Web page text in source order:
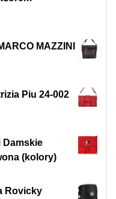
MAZZINI
Piu 24-002
Damskie
(kolory)
Rovicky